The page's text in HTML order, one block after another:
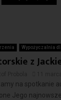
Wypożyczalnia
z
na spotkanie
Jego